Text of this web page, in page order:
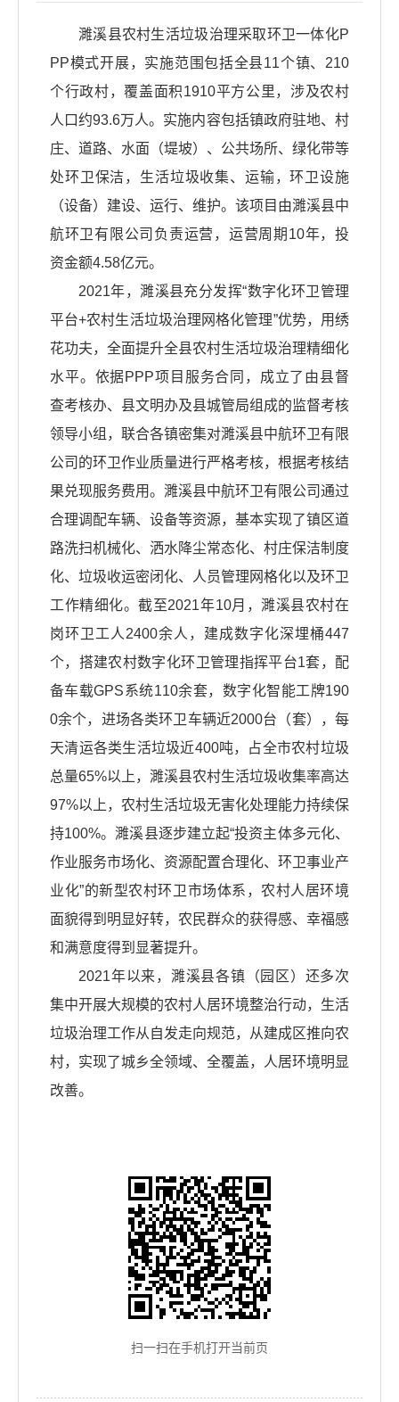
濉溪县农村生活垃圾治理采取环卫一体化P
PP模式开展，实施范围包括全县11个镇、210
个行政村，覆盖面积1910平方公里，涉及农村
人口约93.6万人。实施内容包括镇政府驻地、村
庄、道路、水面（堤坡）、公共场所、绿化带等
处环卫保洁，生活垃圾收集、运输，环卫设施
（设备）建设、运行、维护。该项目由濉溪县中
航环卫有限公司负责运营，运营周期10年，投
资金额4.58亿元。
2021年，濉溪县充分发挥“数字化环卫管理
平台+农村生活垃圾治理网格化管理”优势，用绣
花功夫，全面提升全县农村生活垃圾治理精细化
水平。依据PPP项目服务合同，成立了由县督
查考核办、县文明办及县城管局组成的监督考核
领导小组，联合各镇密集对濉溪县中航环卫有限
公司的环卫作业质量进行严格考核，根据考核结
果兑现服务费用。濉溪县中航环卫有限公司通过
合理调配车辆、设备等资源，基本实现了镇区道
路洗扫机械化、洒水降尘常态化、村庄保洁制度
化、垃圾收运密闭化、人员管理网格化以及环卫
工作精细化。截至2021年10月，濉溪县农村在
岗环卫工人2400余人，建成数字化深埋桶447
个，搭建农村数字化环卫管理指挥平台1套，配
备车载GPS系统110余套，数字化智能工牌190
0余个，进场各类环卫车辆近2000台（套），每
天清运各类生活垃圾近400吨，占全市农村垃圾
总量65%以上，濉溪县农村生活垃圾收集率高达
97%以上，农村生活垃圾无害化处理能力持续保
持100%。濉溪县逐步建立起“投资主体多元化、
作业服务市场化、资源配置合理化、环卫事业产
业化”的新型农村环卫市场体系，农村人居环境
面貌得到明显好转，农民群众的获得感、幸福感
和满意度得到显著提升。
2021年以来，濉溪县各镇（园区）还多次
集中开展大规模的农村人居环境整治行动，生活
垃圾治理工作从自发走向规范，从建成区推向农
村，实现了城乡全领域、全覆盖，人居环境明显
改善。
扫一扫在手机打开当前页